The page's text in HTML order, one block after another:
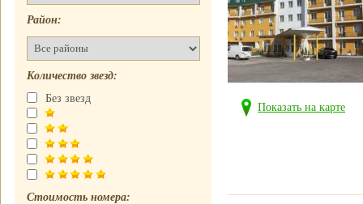
почасово
гостиницы
молодоженов
Район:
Количество звезд:
Без звезд
Стоимость номера:
Показать на карте